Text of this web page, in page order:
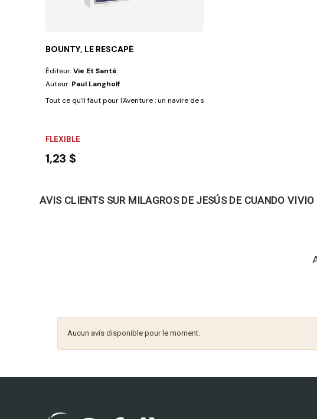
BOUNTY, LE RESCAPÉ
Éditeur:Vie Et Santé
Auteur: Paul Langholf
Tout ce qu'il faut pour l'Aventure : un navire de sa Majesté le roi d'Angleterre à...
FLEXIBLE
1,23 $
AVIS CLIENTS SUR MILAGROS DE JESÚS DE CUANDO
Aucun avis disponible pour le moment.